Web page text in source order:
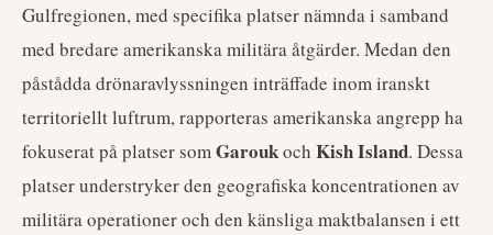
Gulfregionen, med specifika platser nämnda i samband
med bredare amerikanska militära åtgärder. Medan den
påstådda drönaravlyssningen inträffade inom iranskt
territoriellt luftrum, rapporteras amerikanska angrepp ha
fokuserat på platser somGaroukoch Kish Island. Dessa
platser understryker den geografiska koncentrationen av
militära operationer och den känsliga maktbalansen i ett